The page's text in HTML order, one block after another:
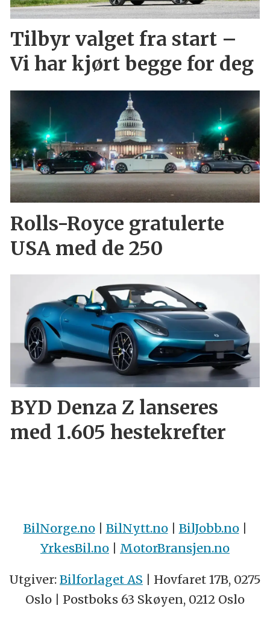
Tilbyr valget fra start –
Vi har kjørt begge for deg
Rolls-Royce gratulerte
USA med de 250
BYD Denza Z lanseres
med 1.605 hestekrefter
BilNorge.no| BilNytt.no| BilJobb.no|
YrkesBil.no | MotorBransjen.no
Utgiver: Bilforlaget AS | Hovfaret 17B, 0275
Oslo | Postboks 63 Skøyen, 0212 Oslo